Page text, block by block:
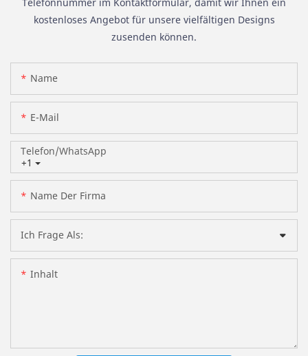
kostenloses Angebot für unsere vielfältigen Designs
zusenden können.
Name
E-Mail
+1
Telefon/WhatsApp
Name Der Firma
Ich Frage Als:
Inhalt